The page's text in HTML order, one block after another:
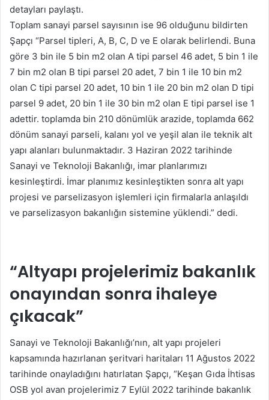
detayları paylaştı.
Toplam sanayi parsel sayısının ise 96 olduğunu bildirten
Şapçı “Parsel tipleri, A, B, C, D ve E olarak belirlendi. Buna
göre 3 bin ile 5 bin m2 olan A tipi parsel 46 adet, 5 bin 1 ile
7 bin m2 olan B tipi parsel 20 adet, 7 bin 1 ile 10 bin m2
olan C tipi parsel 20 adet, 10 bin 1 ile 20 bin m2 olan D tipi
parsel 9 adet, 20 bin 1 ile 30 bin m2 olan E tipi parsel ise 1
adettir. toplamda bin 210 dönümlük arazide, toplamda 662
dönüm sanayi parseli, kalanı yol ve yeşil alan ile teknik alt
yapı alanları bulunmaktadır. 3 Haziran 2022 tarihinde
Sanayi ve Teknoloji Bakanlığı, imar planlarımızı
kesinleştirdi. İmar planımız kesinleştikten sonra alt yapı
projesi ve parselizasyon işlemleri için firmalarla anlaşıldı
ve parselizasyon bakanlığın sistemine yüklendi.” dedi.
“Altyapı projelerimiz bakanlık
onayından sonra ihaleye
çıkacak”
Sanayi ve Teknoloji Bakanlığı’nın, alt yapı projeleri
kapsamında hazırlanan şeritvari haritaları 11 Ağustos 2022
tarihinde onayladığını hatırlatan Şapçı, “Keşan Gıda İhtisas
OSB yol avan projelerimiz 7 Eylül 2022 tarihinde bakanlık